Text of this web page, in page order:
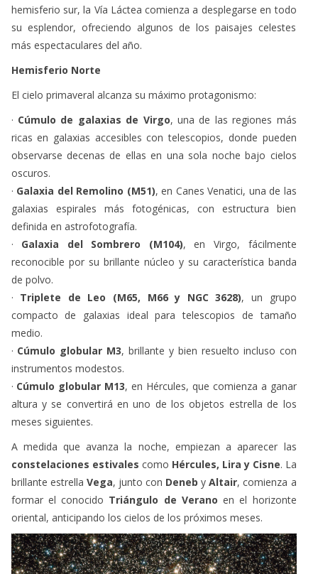
hemisferio sur, la Vía Láctea comienza a desplegarse en todo
su esplendor, ofreciendo algunos de los paisajes celestes
más espectaculares del año.
Hemisferio Norte
El cielo primaveral alcanza su máximo protagonismo:
· Cúmulo de galaxias de Virgo, una de las regiones más
ricas en galaxias accesibles con telescopios, donde pueden
observarse decenas de ellas en una sola noche bajo cielos
oscuros.
· Galaxia del Remolino (M51), en Canes Venatici, una de las
galaxias espirales más fotogénicas, con estructura bien
definida en astrofotografía.
· Galaxia del Sombrero (M104), en Virgo, fácilmente
reconocible por su brillante núcleo y su característica banda
de polvo.
· Triplete de Leo (M65, M66 y NGC 3628), un grupo
compacto de galaxias ideal para telescopios de tamaño
medio.
· Cúmulo globular M3, brillante y bien resuelto incluso con
instrumentos modestos.
· Cúmulo globular M13, en Hércules, que comienza a ganar
altura y se convertirá en uno de los objetos estrella de los
meses siguientes.
A medida que avanza la noche, empiezan a aparecer las
constelaciones estivales como Hércules, Lira y Cisne. La
brillante estrella Vega, junto con Deneb yAltair, comienza a
formar el conocido Triángulo de Verano en el horizonte
oriental, anticipando los cielos de los próximos meses.